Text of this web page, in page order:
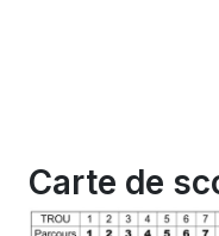
Carte de